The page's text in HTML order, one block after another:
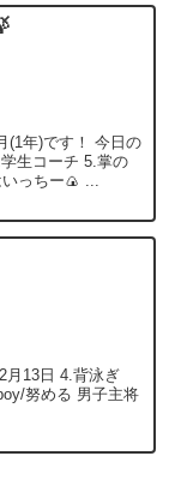
(1年)です！ 今日の
生コーチ 5.掌の
っちー🍙 ...
13日 4.背泳ぎ
努める 男子主将